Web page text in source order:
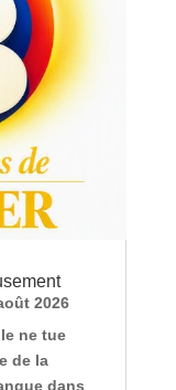
2026
ne tue
de la
dans